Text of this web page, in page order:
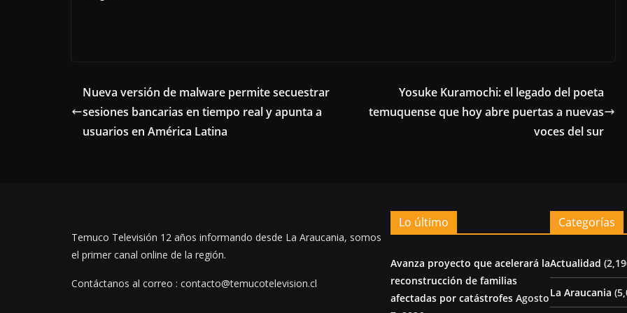
Nueva versión de malware permite secuestrar
sesiones bancarias en tiempo real y apunta a
usuarios en América Latina
Yosuke Kuramochi: el legado del poeta
temuquense que hoy abre puertas a nuevas
voces del sur
Temuco Televisión 12 años informando desde La Araucania, somos
el primer canal online de la región.
Contáctanos al correo : contacto@temucotelevision.cl
Lo último
Avanza proyecto que acelerará la
reconstrucción de familias
afectadas por catástrofes Agosto
Categorías
Actualidad
La Araucania